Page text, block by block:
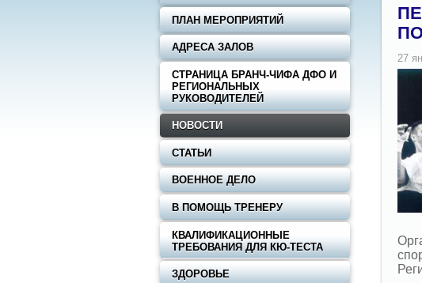
ПЛАН МЕРОПРИЯТИЙ
АДРЕСА ЗАЛОВ
СТРАНИЦА БРАНЧ-ЧИФА ДФО И
РЕГИОНАЛЬНЫХ
РУКОВОДИТЕЛЕЙ
НОВОСТИ
СТАТЬИ
ВОЕННОЕ ДЕЛО
В ПОМОЩЬ ТРЕНЕРУ
КВАЛИФИКАЦИОННЫЕ
ТРЕБОВАНИЯ ДЛЯ КЮ-ТЕСТА
ЗДОРОВЬЕ